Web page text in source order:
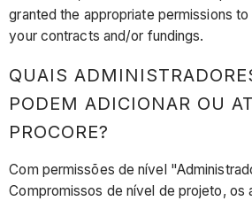
granted the appropriate permissions
your contracts and/or fundings.
QUAIS
PODEM ADICIONAR OU
PROCORE?
Com permissões de nível
Compromissos de nível de projeto, os